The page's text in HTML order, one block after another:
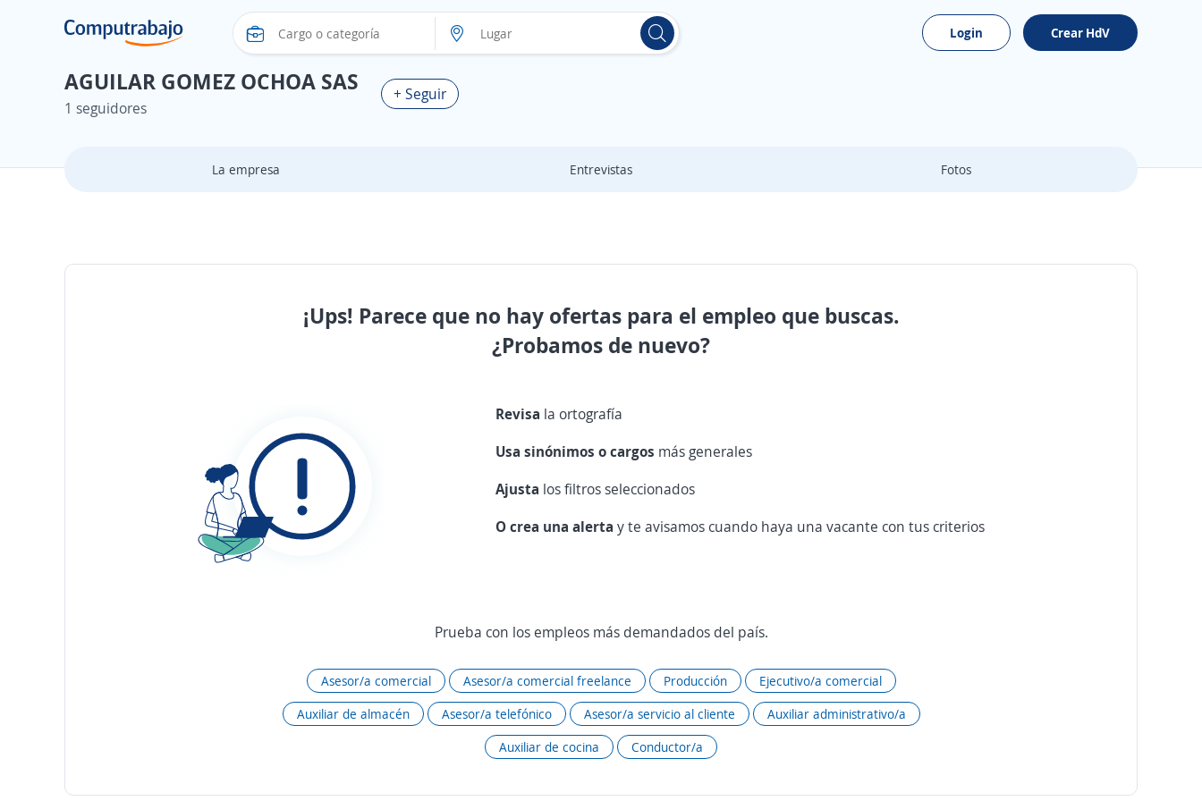
Login Crear HdV
AGUILAR GOMEZ OCHOA SAS
1 seguidores
+ Seguir
La empresa Entrevistas Fotos
¡Ups! Parece que no hay ofertas para el empleo que buscas.
¿Probamos de nuevo?
Revisa la ortografía
Usa sinónimos o cargos más generales
Ajusta los filtros seleccionados
O crea una alertay te avisamos cuando haya una vacante con tus criterios
Prueba con los empleos más demandados del país.
Asesor/a comercial Asesor/a comercial freelance Producción
Ejecutivo/a comercial
Auxiliar de almacén
Asesor/a telefónico Asesor/a servicio al cliente
Auxiliar administrativo/a
Auxiliar de cocina
Conductor/a